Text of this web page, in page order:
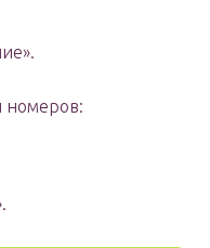
номеров: